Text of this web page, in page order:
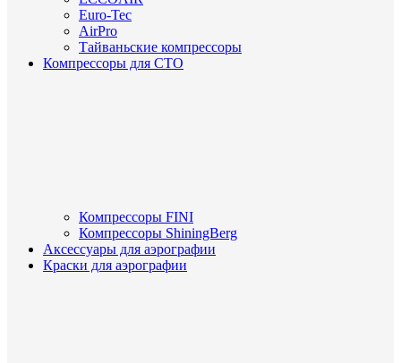
Euro-Tec
AirPro
Тайваньские компрессоры
Компрессоры для СТО
Компрессоры FINI
Компрессоры ShiningBerg
Аксессуары для аэрографии
Краски для аэрографии